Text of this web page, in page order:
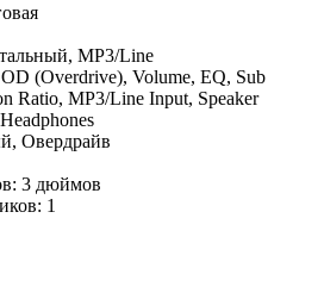
MP3/Line
(Overdrive), Volume, EQ, Sub
Ratio, MP3/Line Input, Speaker
Овердрайв
3 дюймов
1